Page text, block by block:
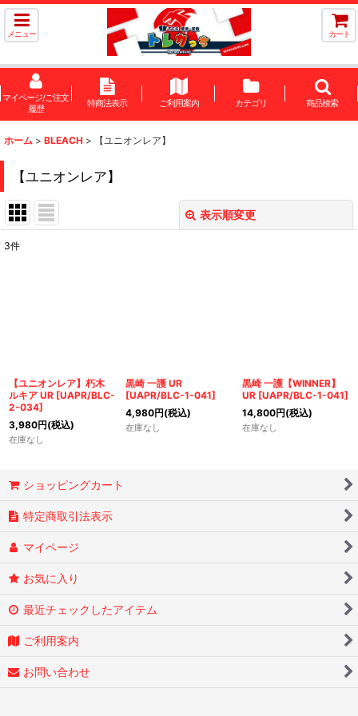
メニュー カート
マイページ/ご注文
履歴
特商法表示 ご利用案内 カテゴリ 商品検索
ホーム > BLEACH > 【ユニオンレア】
【ユニオンレア】
表示順変更
絞り込む
3件
【ユニオンレア】朽木
ルキア UR [UAPR/BLC-
2-034]
3,980円(税込)
在庫なし
黒崎 一護 UR
[UAPR/BLC-1-041]
4,980円(税込)
在庫なし
黒崎 一護【WINNER】
UR [UAPR/BLC-1-041]
14,800円(税込)
在庫なし
ショッピングカート
特定商取引法表示
マイページ
お気に入り
最近チェックしたアイテム
ご利用案内
お問い合わせ